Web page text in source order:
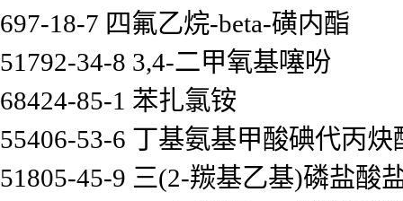
697-18-7 四氟乙烷-beta-磺内酯
51792-34-8 3,4-二甲氧基噻吩
68424-85-1 苯扎氯铵
55406-53-6 丁基氨基甲酸碘代丙炔
51805-45-9 三(2-羰基乙基)磷盐酸